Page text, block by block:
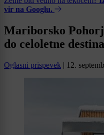
vir na Googlu.
Mariborsko
do celoletne
Oglasni prispevek | 12.